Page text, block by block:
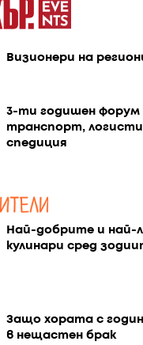
Визионери на
3-ти годишен форум
транспорт,
спедиция
Най-добрите и най-
кулинари сред
Защо хората с
в нещастен брак